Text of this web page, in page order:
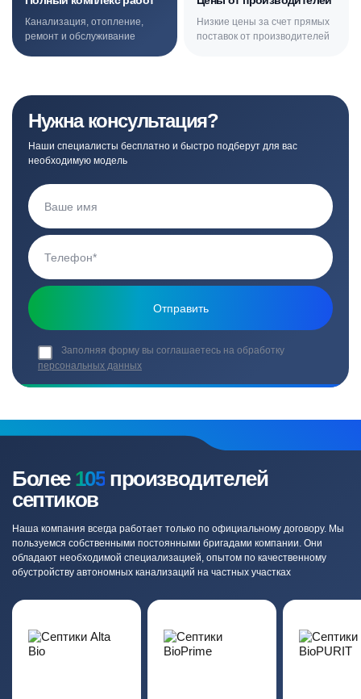
Канализация, отопление,
ремонт и обслуживание
Низкие цены за счет прямых
поставок от производителей
Нужна консультация?
Наши специалисты бесплатно и быстро подберут для вас
необходимую модель
Заполняя форму вы соглашаетесь на обработку
персональных данных
Более 105 производителей
септиков
Наша компания всегда работает только по официальному договору. Мы
пользуемся собственными постоянными бригадами компании. Они
обладают необходимой специализацией, опытом по качественному
обустройству автономных канализаций на частных участках